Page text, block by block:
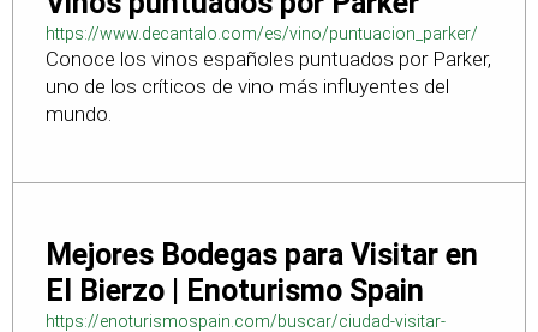
https://www.decantalo.com/es/vino/puntuacion_parker/
Conoce los vinos españoles puntuados por Parker,
uno de los críticos de vino más influyentes del
mundo.
Mejores Bodegas para Visitar en
El Bierzo | Enoturismo Spain
https://enoturismospain.com/buscar/ciudad-visitar-